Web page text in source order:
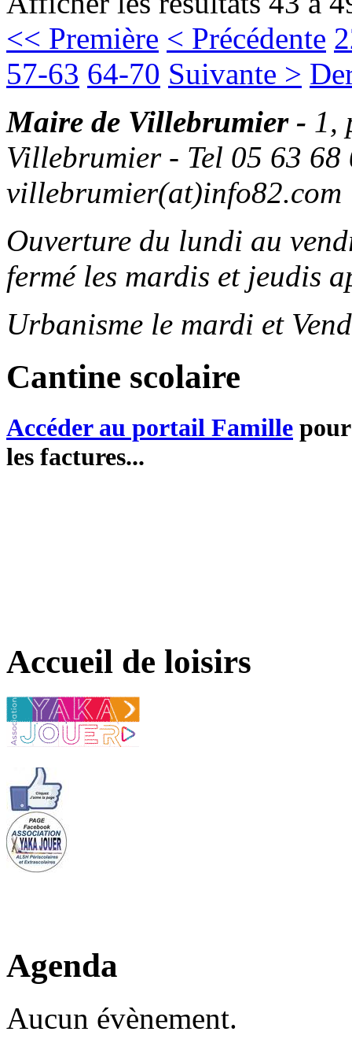
<< Première < Précédente
57-63 64-70 Suivante >
Maire de Villebrumier - 1,
Villebrumier - Tel 05 63
villebrumier(at)info82.com
Ouverture du lundi au
fermé les mardis et jeudis
Urbanisme le mardi et
Cantine scolaire
Accéder au portail Famille
les factures...
Accueil de loisirs
Agenda
Aucun évènement.